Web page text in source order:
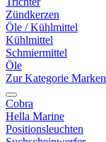
Zündkerzen
Öle / Kühlmittel
Kühlmittel
Schmiermittel
Öle
Zur Kategorie Marken
Cobra
Hella Marine
Positionsleuchten